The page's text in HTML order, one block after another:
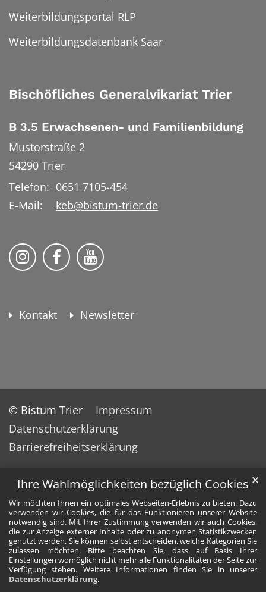
Ihre Wahlmöglichkeiten bezüglich Cookies
Wir möchten Ihnen ein optimales Webseiten-Erlebnis zu bieten. Dazu
verwenden wir Cookies, die für das Funktionieren unserer Website
notwendig sind. Mit Ihrer Zustimmung verwenden wir auch Cookies,
die zur Anzeige externer Inhalte oder zu anonymen Statistikzwecken
genutzt werden. Sie können selbst entscheiden, welche Kategorien Sie
zulassen möchten. Bitte beachten Sie, dass auf Basis Ihrer
Einstellungen womöglich nicht mehr alle Funktionalitäten der Seite zur
Verfügung stehen. Weitere Informationen finden Sie in unserer
Datenschutzerklärung.
✕
Weiterbildungsportal RLP
Weiterbildungsdatenbank Saar
Bischöfliches Generalvikariat Trier
B 3.5 Erwachsenen- und Familienbildung
Mustorstraße 2
54290 Trier
Telefon: 0651 7105-454
E-Mail:
keb@bistum-trier.de
KEB Bildung Leben auf Instagram
KEB Bildung Leben auf Facebook
KEB Bildung Leben auf
Kontakt Newsletter
© Bistum Trier
Impressum
Datenschutzerklärung
Barrierefreiheitserklärung